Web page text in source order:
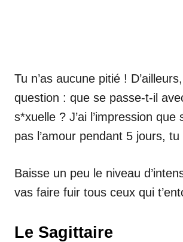
Tu n’as aucune pitié !
question : que se passe-t-il
s*xuelle ? J’ai l’impression que
pas l’amour pendant 5 jours,
Baisse un peu le niveau
vas faire fuir tous ceux qui
Le Sagittaire